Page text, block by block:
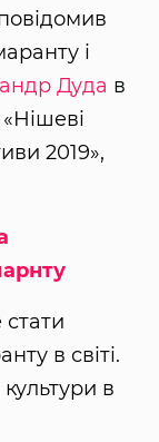
і
Дуда в
2019»,
в світі.
в